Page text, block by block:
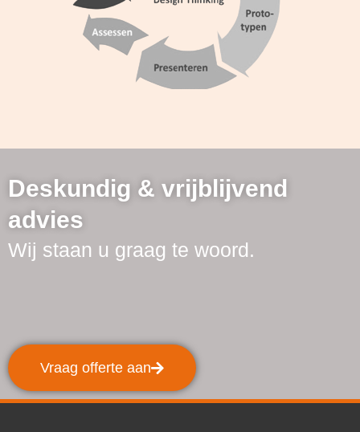
Deskundig & vrijblijvend
advies
Wij staan u graag te woord.
Vraag offerte aan